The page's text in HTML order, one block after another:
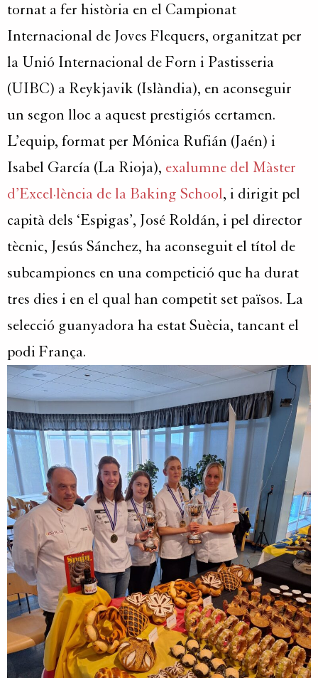
tornat a fer història en el Campionat
Internacional de Joves Flequers, organitzat per
la Unió Internacional de Forn i Pastisseria
(UIBC) a Reykjavik (Islàndia), en aconseguir
un segon lloc a aquest prestigiós certamen.
L’equip, format per Mónica Rufián (Jaén) i
Isabel García (La Rioja), exalumne del Màster
d’Excel·lència de la Baking School, i dirigit pel
capità dels ‘Espigas’, José Roldán, i pel director
tècnic, Jesús Sánchez, ha aconseguit el títol de
subcampiones en una competició que ha durat
tres dies i en el qual han competit set països. La
selecció guanyadora ha estat Suècia, tancant el
podi França.